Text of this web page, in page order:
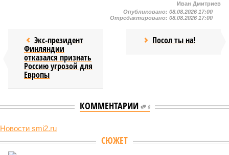
Иван Дмитриев
Опубликовано: 08.08.2026 17:00
Отредактировано: 08.08.2026 17:00
Экс-президент
Финляндии
отказался признать
Россию угрозой для
Европы
Посол ты на!
КОММЕНТАРИИ 0
Новости smi2.ru
В нескольких станциях от уже сданного
«Сказочного леса» пайщики ЖК «Станция Л» продолжают ждать от